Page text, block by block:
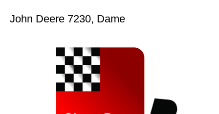
John Deere 7230, Dame